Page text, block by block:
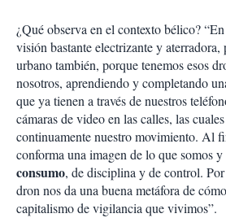
¿Qué observa en el contexto bélico?
visión bastante electrizante y aterradora,
urbano también, porque tenemos esos
nosotros, aprendiendo y completando
que ya tienen a través de nuestros
cámaras de video en las calles, las
continuamente nuestro movimiento. Al
conforma una imagen de lo que somos
consumo, de disciplina y de control.
dron nos da una buena metáfora de
capitalismo de vigilancia que vivimos”.